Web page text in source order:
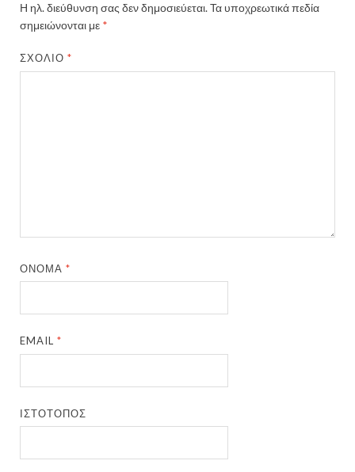
Η ηλ. διεύθυνση σας δεν δημοσιεύεται.Τα υποχρεωτικά πεδία
σημειώνονται με *
ΣΧΌΛΙΟ*
ΌΝΟΜΑ*
EMAIL*
ΙΣΤΌΤΟΠΟΣ